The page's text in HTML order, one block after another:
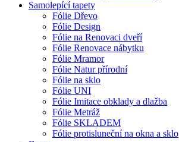
Samolepící tapety
Fólie Dřevo
Fólie Design
Fólie na Renovaci dveří
Fólie Renovace nábytku
Fólie Mramor
Fólie Natur přírodní
Fólie na sklo
Fólie UNI
Fólie Imitace obklady a dlažba
Fólie Metráž
Fólie SKLADEM
Fólie protisluneční na okna a sklo